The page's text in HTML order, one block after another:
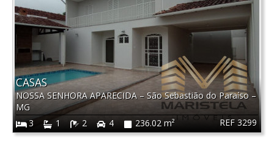
REF 3299
CASAS
NOSSA SENHORA APARECIDA – São Sebastião do Paraíso –
MG
3
1 2 4 236.02 m²